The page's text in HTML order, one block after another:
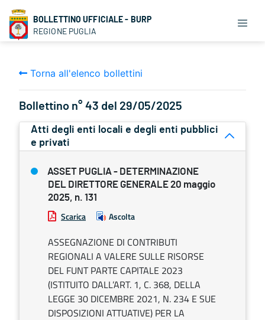
BOLLETTINO UFFICIALE - BURP
REGIONE PUGLIA
Torna all'elenco bollettini
Bollettino n° 43 del 29/05/2025
Atti degli enti locali e degli enti pubblici
e privati
ASSET PUGLIA - DETERMINAZIONE
DEL DIRETTORE GENERALE 20 maggio
2025, n. 131
Scarica Ascolta
ASSEGNAZIONE DI CONTRIBUTI
REGIONALI A VALERE SULLE RISORSE
DEL FUNT PARTE CAPITALE 2023
(ISTITUITO DALL’ART. 1, C. 368, DELLA
LEGGE 30 DICEMBRE 2021, N. 234 E SUE
DISPOSIZIONI ATTUATIVE) PER LA